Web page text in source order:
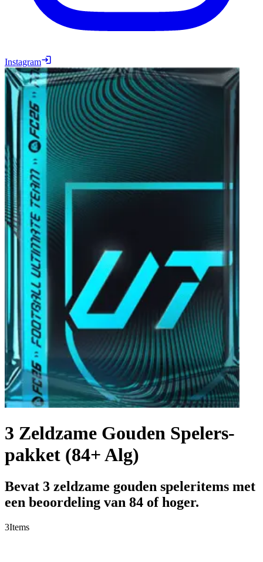
Instagram
3 Zeldzame Gouden Spelers-
pakket (84+ Alg)
Bevat 3 zeldzame gouden speleritems met
een beoordeling van 84 of hoger.
3Items